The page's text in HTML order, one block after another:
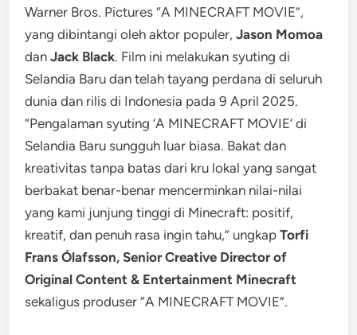
Warner Bros. Pictures “A MINECRAFT MOVIE”,
yang dibintangi oleh aktor populer,Jason Momoa
danJack Black. Film ini melakukan syuting di
Selandia Baru dan telah tayang perdana di seluruh
dunia dan rilis di Indonesia pada 9 April 2025.
“Pengalaman syuting ‘A MINECRAFT MOVIE’ di
Selandia Baru sungguh luar biasa. Bakat dan
kreativitas tanpa batas dari kru lokal yang sangat
berbakat benar-benar mencerminkan nilai-nilai
yang kami junjung tinggi di Minecraft: positif,
kreatif, dan penuh rasa ingin tahu,” ungkapTorfi
Frans Ólafsson, Senior Creative Director of
Original Content & Entertainment Minecraft
sekaligus produser “A MINECRAFT MOVIE”.